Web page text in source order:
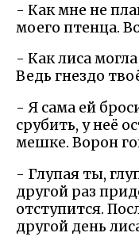
- Как мне не
моего птенца.
- Как лиса
Ведь гнездо
- Я сама ей
срубить, у неё
мешке. Ворон
- Глупая ты,
другой раз
отступится.
другой день